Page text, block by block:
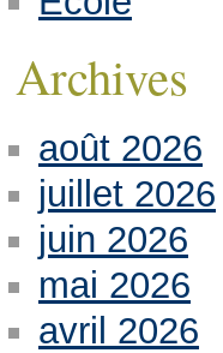
Archives
août 2026
juillet 2026
juin 2026
mai 2026
avril 2026